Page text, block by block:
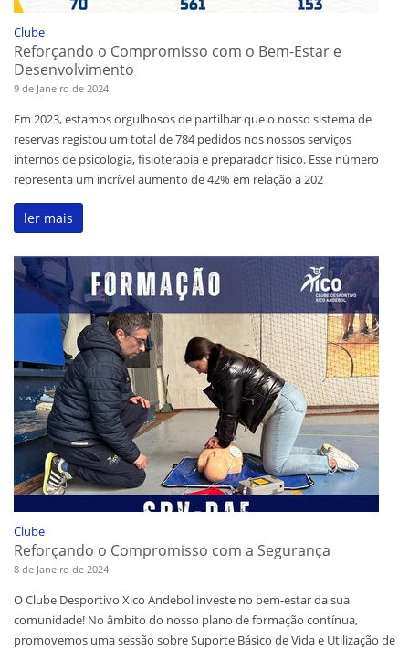
Clube
Reforçando o Compromisso com o Bem-Estar e
Desenvolvimento
9 de Janeiro de 2024
Em 2023, estamos orgulhosos de partilhar que o nosso sistema de
reservas registou um total de 784 pedidos nos nossos serviços
internos de psicologia, fisioterapia e preparador físico. Esse número
representa um incrível aumento de 42% em relação a 202
ler mais
Clube
Reforçando o Compromisso com a Segurança
8 de Janeiro de 2024
O Clube Desportivo Xico Andebol investe no bem-estar da sua
comunidade! No âmbito do nosso plano de formação contínua,
promovemos uma sessão sobre Suporte Básico de Vida e Utilização de